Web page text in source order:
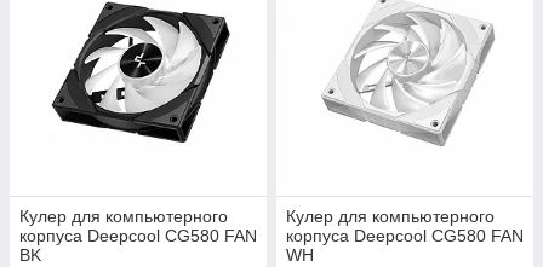
Кулер для компьютерного
корпуса Deepcool CG580 FAN
BK
Кулер для компьютерного
корпуса Deepcool CG580 FAN
WH